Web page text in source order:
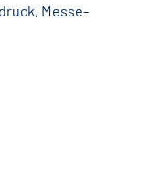
Messe-